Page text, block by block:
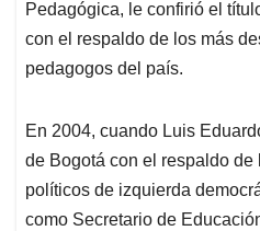
Pedagógica, le confirió el
con el respaldo de los más
pedagogos del país.
En 2004, cuando Luis
de Bogotá con el respaldo
políticos de izquierda
como Secretario de